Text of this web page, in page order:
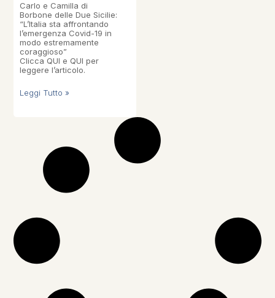
Carlo e Camilla di
Borbone delle Due Sicilie:
“L’Italia sta affrontando
l’emergenza Covid-19 in
modo estremamente
coraggioso”
Clicca QUI e QUI per
leggere l’articolo.
Leggi Tutto »